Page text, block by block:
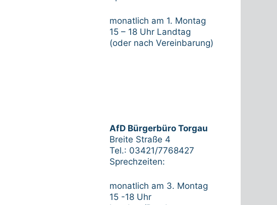
monatlich am 1. Montag
15 – 18 Uhr Landtag
(oder nach Vereinbarung)
AfD Bürgerbüro Torgau
Breite Straße 4
Tel.: 03421/7768427
Sprechzeiten:
monatlich am 3. Montag
15 -18 Uhr